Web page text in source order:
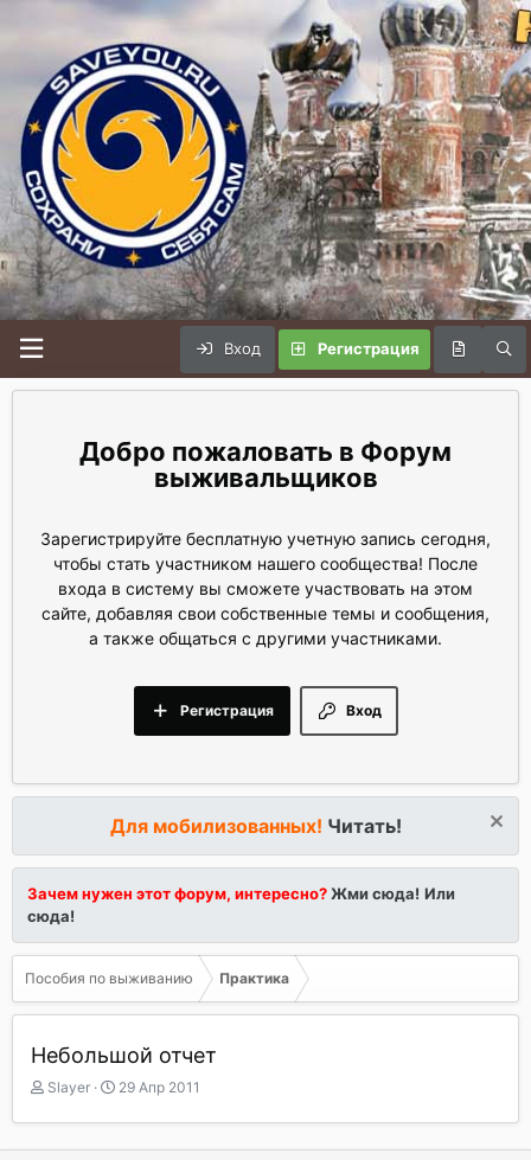
Вход Регистрация
Форум
выживальщиков
Зарегистрируйте бесплатную учетную запись сегодня,
чтобы стать участником нашего сообщества! После
входа в систему вы сможете участвовать на этом
сайте, добавляя свои собственные темы и сообщения,
а также общаться с другими участниками.
Вход
Регистрация
Для мобилизованных! Читать!
Зачем нужен этот форум, интересно?Жми сюда! Или
сюда!
Пособия по выживанию Практика
Небольшой отчет
А
т
о
Slayer
Д
т
а
29 Апр 2011